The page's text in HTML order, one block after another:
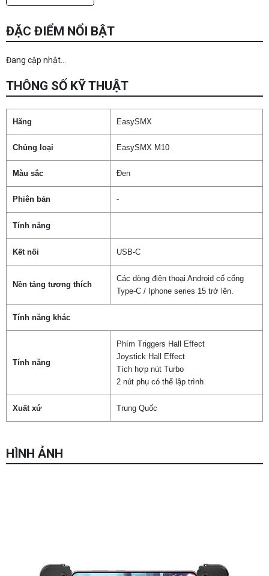
ĐẶC ĐIỂM NỔI BẬT
Đang cập nhật...
THÔNG SỐ KỸ THUẬT
Hãng EasySMX
Chủng loại EasySMX M10
Màu sắc Đen
Phiên bản -
Tính năng
Kết nối USB-C
Nền tảng tương thích
Các dòng điện thoại Android cố cổng
Type-C / Iphone series 15 trở lên.
Tính năng khác
Tính năng
Phím Triggers Hall Effect
Joystick Hall Effect
Tích hợp nút Turbo
2 nút phụ có thể lập trình
Xuất xứ Trung Quốc
HÌNH ẢNH